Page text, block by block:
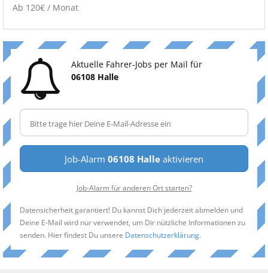
Ab 120€ / Monat
Aktuelle Fahrer-Jobs per Mail für
06108 Halle
Job-Alarm 06108 Halle aktivieren
Job-Alarm für anderen Ort starten?
Datensicherheit garantiert! Du kannst Dich jederzeit abmelden und
Deine E-Mail wird nur verwendet, um Dir nützliche Informationen zu
senden. Hier findest Du unsere Datenschutzerklärung.